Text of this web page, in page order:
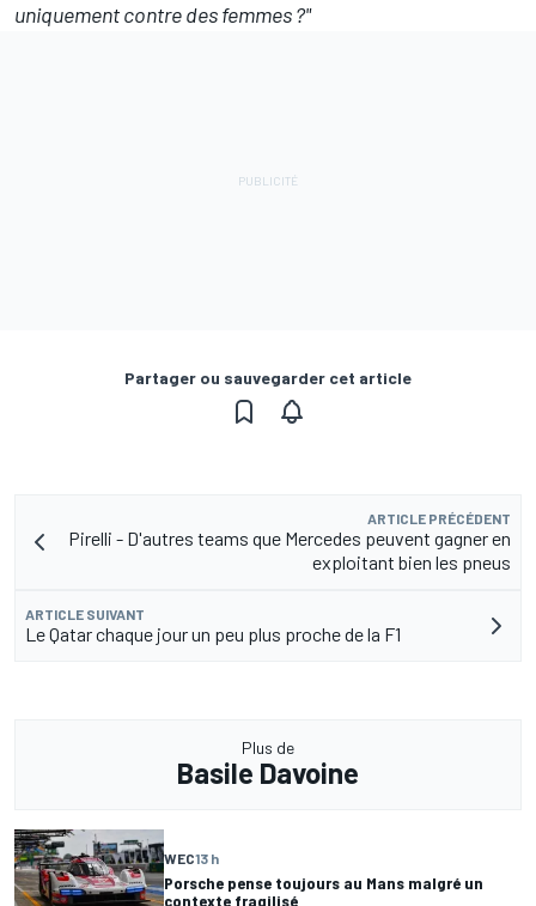
uniquement contre des femmes ?"
Partager ou sauvegarder cet article
ARTICLE PRÉCÉDENT
Pirelli - D'autres teams que Mercedes peuvent gagner en
exploitant bien les pneus
ARTICLE SUIVANT
Le Qatar chaque jour un peu plus proche de la F1
Plus de
Basile Davoine
WEC13 h
Porsche pense toujours au Mans malgré un
contexte fragilisé